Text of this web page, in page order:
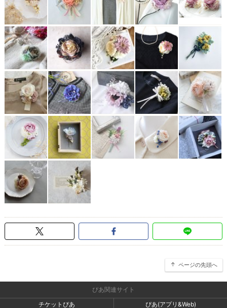
ページの先頭へ
ぴあ関連サイト
チケットぴあ
ぴあ(アプリ&Web)